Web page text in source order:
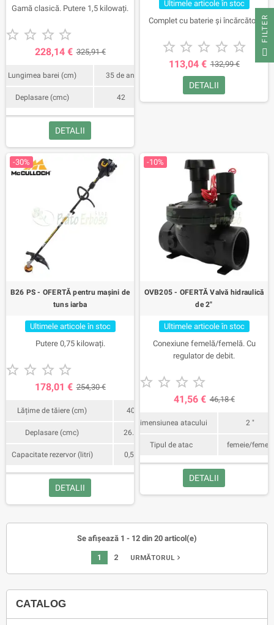
CATALOG
Gamă clasică. Putere 1,5 kilowați.
   
228,14 € 325,91 €
Lungimea barei (cm) 35 de ani
Deplasare (cmc) 42
DETALII
Ultimele articole în stoc
Complet cu baterie și încărcător.
    
113,04 € 132,99 €
DETALII
-30%
B26 PS - OFERTĂ pentru mașini de
tuns iarba
Ultimele articole în stoc
Putere 0,75 kilowați.
   
178,01 € 254,30 €
Lățime de tăiere (cm) 40
Deplasare (cmc) 26.2
Capacitate rezervor (litri) 0,55
DETALII
-10%
OVB205 - OFERTĂ Valvă hidraulică
de 2"
Ultimele articole în stoc
Conexiune femelă/femelă. Cu
regulator de debit.
   
41,56 € 46,18 €
Dimensiunea atacului 2 "
Tipul de atac femeie/femeie
DETALII
Se afișează 1 - 12 din 20 articol(e)
1 2 URMĂTORULnavigate_next
FILTER